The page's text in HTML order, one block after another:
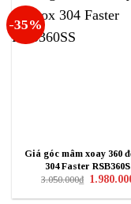
-35%
Giá góc mâm xoay 360
304 Faster
3.050.000₫ Giá
là: